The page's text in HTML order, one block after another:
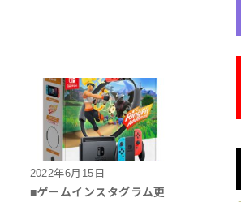
2022年6月15日
■ゲームインスタグラム更